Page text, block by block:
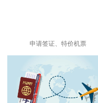
申请签证、特价机票